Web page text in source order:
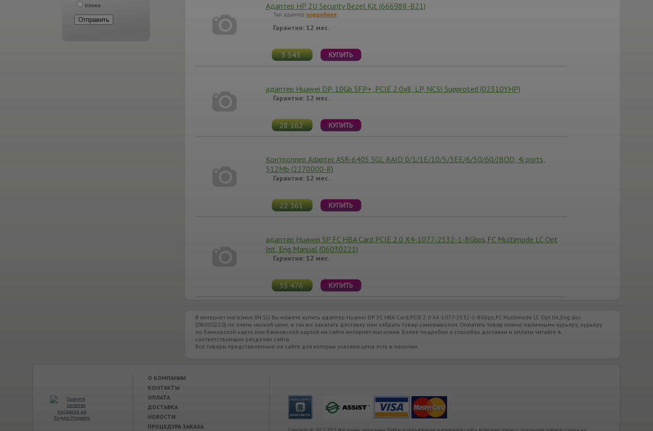
плохо Адаптер HP 2U Security Bezel Kit (666988-B21)
Тип: адаптер подробнее
Гарантия: 12 мес.
3 543
адаптер Huawei DP, 10Gb SFP+, PCIE 2.0x8, LP, NCSI Supproted (02310YHP)
Гарантия: 12 мес.
28 162
Контроллер Adaptec ASR-6405 SGL RAID 0/1/1E/10/5/5EE/6/50/60/JBOD, 4i ports,
512Mb (2270000-R)
Гарантия: 12 мес.
22 361
адаптер Huawei SP FC HBA Card,PCIE 2.0 X4-1077-2532-1-8Gbps,FC Multimode LC Opt
Int, Eng Manual (06030221)
Гарантия: 12 мес.
35 476
В интернет магазине JIN.SU Вы можете купить адаптер Huawei DP FC HBA Card,PCIE 2.0 X4-1077-2532-2-8Gbps,FC Multimode LC Opt Int,Eng doc
(06030220) по очень низкой цене, а так же заказать доставку или забрать товар самовывозом. Оплатить товар можно наличными курьеру, курьеру
по банковской карте или банковской картой на сайте интернет-магазина. Более подробно о способах доставки и оплаты читайте в
соответствующих разделах сайта.
Все товары представленные на сайте для которых указана цена есть в наличии.
О КОМПАНИИ
КОНТАКТЫ
ОПЛАТА
ДОСТАВКА
НОВОСТИ
ПРОЦЕДУРА ЗАКАЗА
Copyright © 2012-2015 Все права защищены.Любое использование материалов сайта возможно только с указанием прямой ссылки на